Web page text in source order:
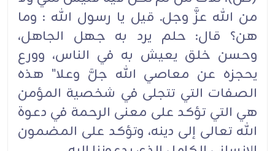
من الله عزَّ وجل. قيل يا رسول الله : وما
هن؟ قال: حلم يرد به جهل الجاهل،
وحسن خلق يعيش به في الناس، وورع
يحجزه عن معاصي الله جلَّ وعلا" هذه
الصفات التي تتجلى في شخصية المؤمن
هي التي تؤكد على معنى الرحمة في دعوة
الله تعالى إلى دينه، وتؤكد على المضمون